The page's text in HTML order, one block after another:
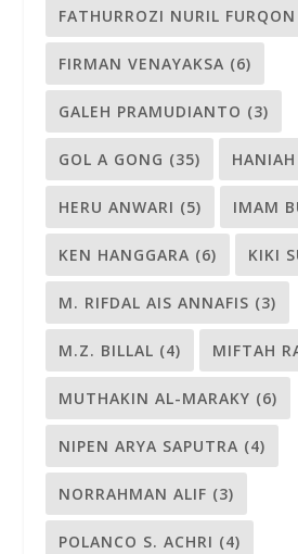
FATHURROZI NURIL FURQON
FIRMAN VENAYAKSA (6)
GALEH PRAMUDIANTO (3)
GOL A GONG (35)
HERU ANWARI (5) IMAM
KEN HANGGARA (6) KIKI
M. RIFDAL AIS ANNAFIS (3)
M.Z. BILLAL (4) MIFTAH
MUTHAKIN AL-MARAKY (6)
NIPEN ARYA SAPUTRA (4)
NORRAHMAN ALIF (3)
POLANCO S. ACHRI (4)